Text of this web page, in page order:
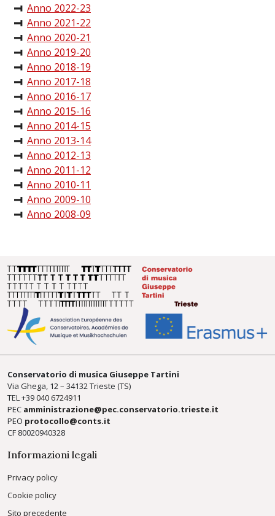
Anno 2022-23
Anno 2021-22
Anno 2020-21
Anno 2019-20
Anno 2018-19
Anno 2017-18
Anno 2016-17
Anno 2015-16
Anno 2014-15
Anno 2013-14
Anno 2012-13
Anno 2011-12
Anno 2010-11
Anno 2009-10
Anno 2008-09
Conservatorio di musica Giuseppe Tartini
Via Ghega, 12 – 34132 Trieste (TS)
TEL +39040 6724911
PEC amministrazione@pec.conservatorio.trieste.it
PEO protocollo@conts.it
CF 80020940328
Informazioni legali
Privacy policy
Cookie policy
Sito precedente